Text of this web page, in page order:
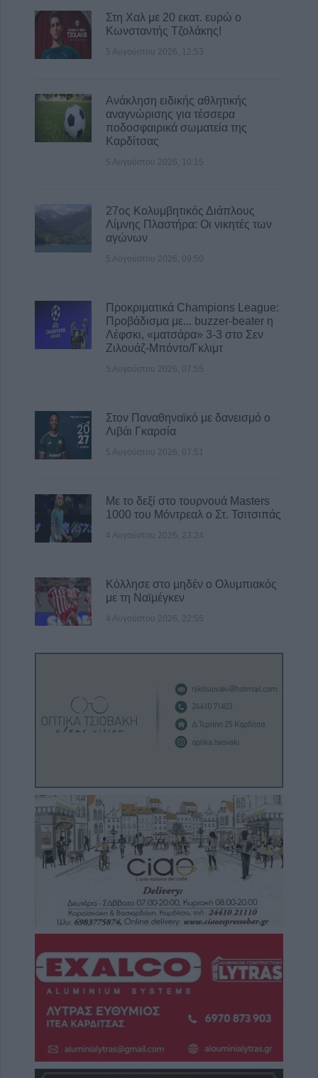
Στη Χαλ με 20 εκατ. ευρώ ο
Κωνσταντής Τζολάκης!
5 Αυγούστου 2026, 12:53
Ανάκληση ειδικής αθλητικής
αναγνώρισης για τέσσερα
ποδοσφαιρικά σωματεία της
Καρδίτσας
5 Αυγούστου 2026, 10:15
27ος Κολυμβητικός Διάπλους
Λίμνης Πλαστήρα: Οι νικητές των
αγώνων
5 Αυγούστου 2026, 09:50
Προκριματικά Champions League:
Προβάδισμα με... buzzer-beater η
Λέφσκι, «ματσάρα» 3-3 στο Σεν
Ζιλουάζ-Μπόντο/Γκλιμτ
5 Αυγούστου 2026, 07:55
Στον Παναθηναϊκό με δανεισμό ο
Λιβάι Γκαρσία
5 Αυγούστου 2026, 07:51
Με το δεξί στο τουρνουά Masters
1000 του Μόντρεαλ ο Στ. Τσιτσιπάς
4 Αυγούστου 2026, 23:24
Κόλλησε στο μηδέν ο Ολυμπιακός
με τη Ναϊμέγκεν
4 Αυγούστου 2026, 22:55